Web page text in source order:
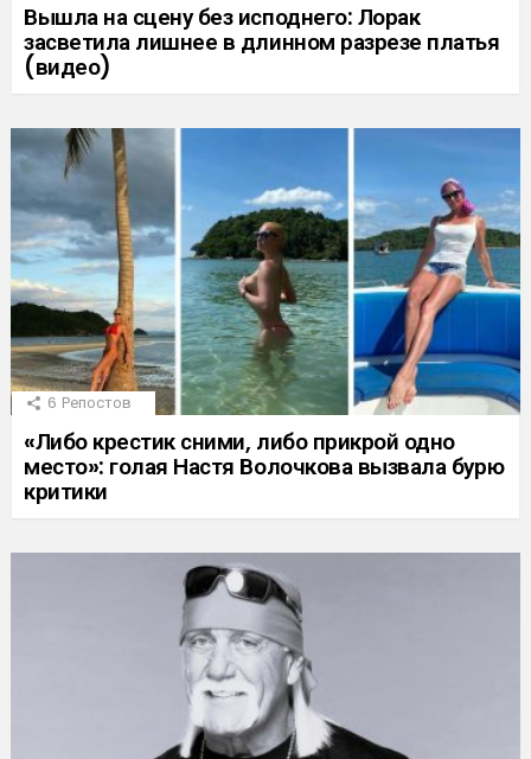
Вышла на сцену без исподнего: Лорак
засветила лишнее в длинном разрезе платья
(видео)
6 Репостов
«Либо крестик сними, либо прикрой одно
место»: голая Настя Волочкова вызвала бурю
критики